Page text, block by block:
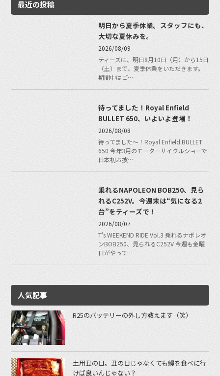
最近の投稿
明日から夏季休業。スタッフにも、
大切な夏休みを。
2026/08/09
ティーズは、明日8月10日（月）から15日
（土）まで、夏季休業をいただきます。
期間中はご…
待ってました！Royal Enfield
BULLET 650、いよいよ登場！
2026/08/08
待ってました〜！Royal Enfield BULLET
650 今年3月のモーターサイクルショーで
日本初お披…
乗れるNAPOLEON BOB250、見ら
れるC252V。今週末は“気になる2
台”をティーズで！
2026/08/07
T's WEEKEND RIDE Vol.3 乗れるナポレオ
ンBOB250、見られるC252V 今週も金曜
日がやって…
人気記事
R25のバッテリーの外し方教えます（笑）
土用丑の日。丑の日じゃなくても鰻を食べに行
けば良いんじゃない？